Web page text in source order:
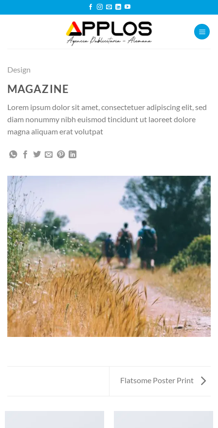
al
Design
MAGAZINE
Lorem ipsum dolor sit amet, consectetuer adipiscing elit, sed
diam nonummy nibh euismod tincidunt ut laoreet dolore
magna aliquam erat volutpat
Flatsome Poster Print